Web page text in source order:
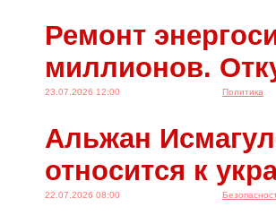
Ремонт
миллионов.
23.07.2026 12:00 Политика
Альжан
относится к
22.07.2026 08:00